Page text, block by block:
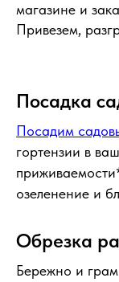
магазине и
Привезем,
Посадка
Посадим
гортензии в
озеленение и
Обрезка
Бережно и